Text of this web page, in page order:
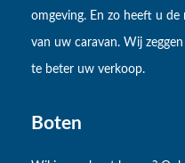
omgeving. En zo heeft u
van uw caravan. Wij
te beter uw verkoop.
Boten